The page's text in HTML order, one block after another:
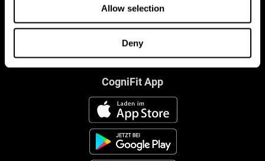
Allow selection
Deny
CogniFit App